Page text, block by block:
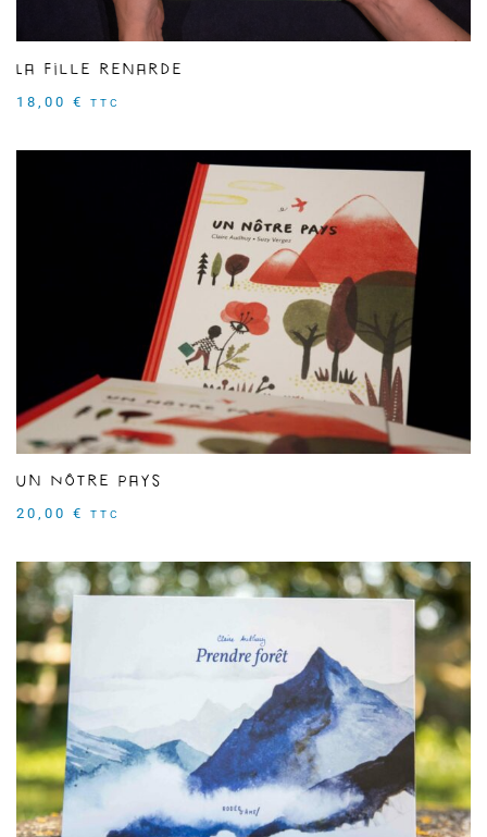
La fille renarde
18,00 € TTC
Un Nôtre Pays
20,00 € TTC